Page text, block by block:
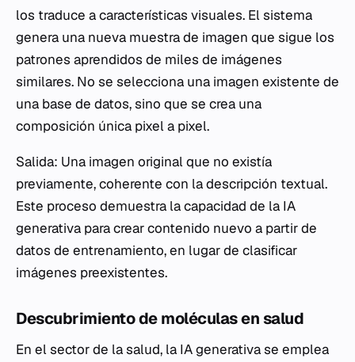
los traduce a características visuales. El sistema
genera una nueva muestra de imagen que sigue los
patrones aprendidos de miles de imágenes
similares. No se selecciona una imagen existente de
una base de datos, sino que se crea una
composición única pixel a pixel.
Salida: Una imagen original que no existía
previamente, coherente con la descripción textual.
Este proceso demuestra la capacidad de la IA
generativa para crear contenido nuevo a partir de
datos de entrenamiento, en lugar de clasificar
imágenes preexistentes.
Descubrimiento de moléculas en salud
En el sector de la salud, la IA generativa se emplea